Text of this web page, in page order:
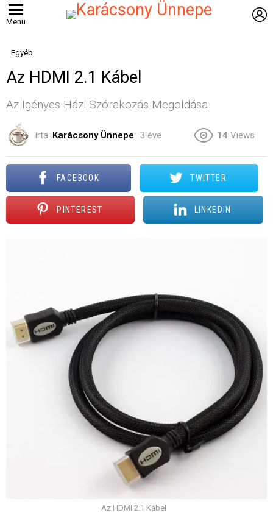
Menu
Egyéb
Az HDMI 2.1 Kábel
Az Igényes Házi Szórakozás Megoldása
írta: Karácsony Ünnepe 3 éve 14 Views
FACEBOOK TWITTER
PINTEREST LINKEDIN
Az HDMI 2.1 Kábel